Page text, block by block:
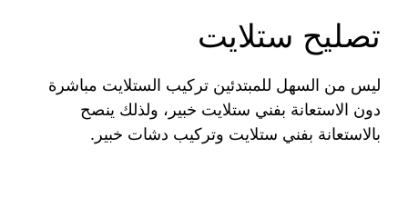
تصليح ستلايت
ليس من السهل للمبتدئين تركيب الستلايت مباشرة
دون الاستعانة بفني ستلايت خبير، ولذلك ينصح
بالاستعانة بفني ستلايت وتركيب دشات خبير.